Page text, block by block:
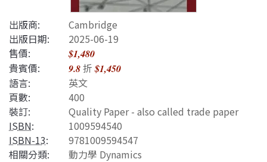
出版商:
Cambridge
出版日期:
2025-06-19
售價:
$1,480
貴賓價: 9.8折$1,450
語言:
英文
頁數:
400
裝訂:
Quality Paper - also called trade paper
ISBN:
1009594540
ISBN-13:
9781009594547
相關分類:
動力學 Dynamics